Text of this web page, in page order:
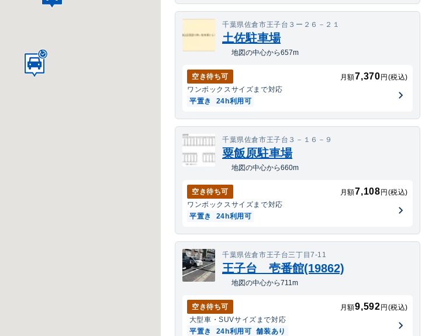
千葉県佐倉市王子台３ー２６－２１
土佐駐車場
地図の中心から657m
空き待ち可 月額7,370 円(税込)
ワンボックスサイズまで対応
平置き
24h利用可
千葉県佐倉市王子台３－１６－９
粟飯原駐車場
地図の中心から660m
空き待ち可 月額7,108 円(税込)
ワンボックスサイズまで対応
平置き
24h利用可
千葉県佐倉市王子台三丁目7-11
王子台 壱番館(19862)
地図の中心から711m
空き待ち可 月額9,592 円(税込)
大型車・SUVサイズまで対応
平置き
24h利用可 舗装あり